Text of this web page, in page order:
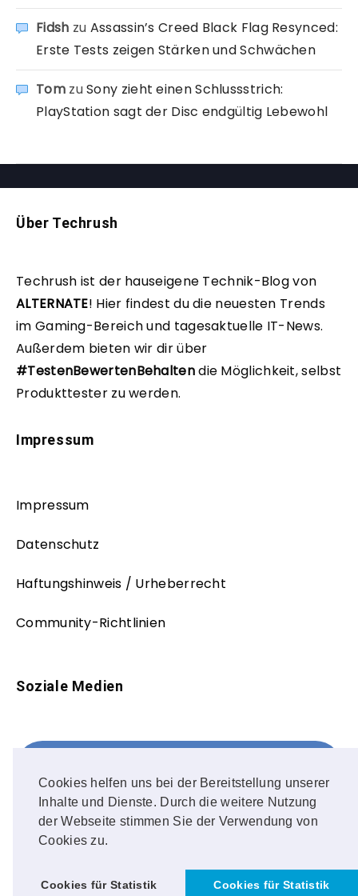
Cookies helfen uns bei der Bereitstellung unserer
Inhalte und Dienste. Durch die weitere Nutzung
der Webseite stimmen Sie der Verwendung von
Cookies zu.
Cookies für Statistik Cookies für Statistik
Fidsh zu Assassin’s Creed Black Flag Resynced:
Erste Tests zeigen Stärken und Schwächen
TomzuSony zieht einen Schlussstrich:
PlayStation sagt der Disc endgültig Lebewohl
Über Techrush
Techrush ist der hauseigene Technik-Blog von
ALTERNATE! Hier findest du die neuesten Trends
im Gaming-Bereich und tagesaktuelle IT-News.
Außerdem bieten wir dir über
#TestenBewertenBehaltendie Möglichkeit, selbst
Produkttester zu werden.
Impressum
Impressum
Datenschutz
Haftungshinweis / Urheberrecht
Community-Richtlinien
Soziale Medien
FOLLOW ME!
Instagram
OUR PHOTOS!